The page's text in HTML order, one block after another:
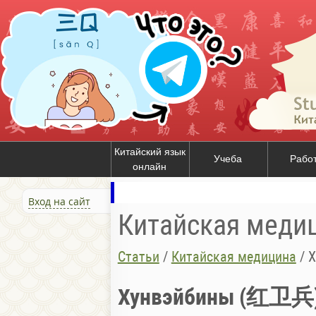
Китайский язык
онлайн
Учеба
Вход на сайт
Китайская
Статьи / Китайская медицина /
Хунвэйбины (红卫